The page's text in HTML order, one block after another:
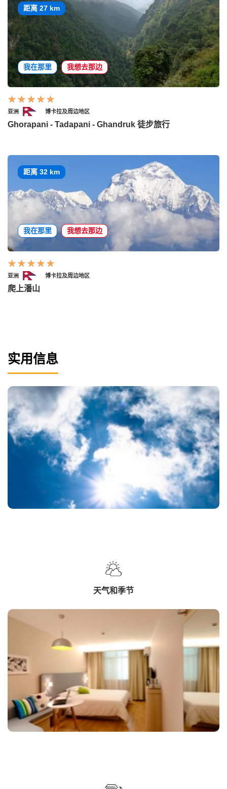
距离 27 km
我在那里 我想去那边
亚洲 博卡拉及周边地区
Ghorapani - Tadapani - Ghandruk 徒步旅行
距离 32 km
我在那里 我想去那边
亚洲 博卡拉及周边地区
爬上潘山
实用信息
天气和季节